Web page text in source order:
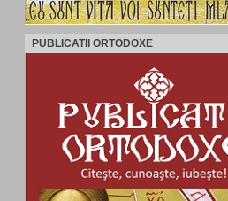
PUBLICATII ORTODOXE